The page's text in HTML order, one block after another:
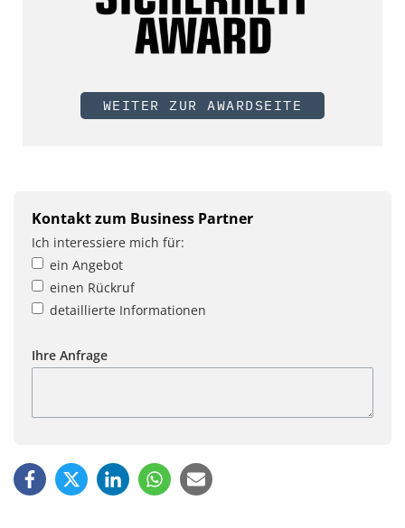
WEITER ZUR AWARDSEITE
Kontakt zum Business Partner
Ich interessiere mich für:
ein Angebot
einen Rückruf
detaillierte Informationen
Ihre Anfrage